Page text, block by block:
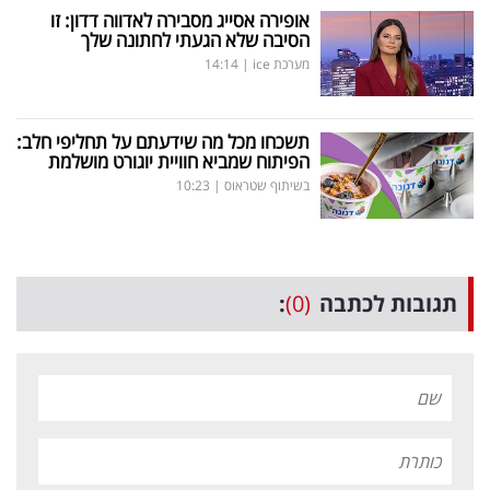
אופירה אסייג מסבירה לאדווה דדון: זו
הסיבה שלא הגעתי לחתונה שלך
מערכת ice |
14:14
תשכחו מכל מה שידעתם על תחליפי חלב:
הפיתוח שמביא חוויית יוגורט מושלמת
בשיתוף שטראוס |
10:23
תגובות לכתבה (0)
: